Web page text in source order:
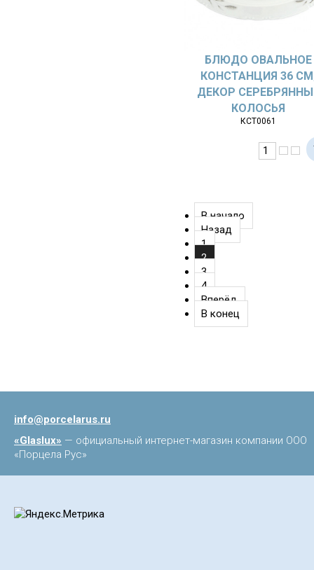
БЛЮДО ОВАЛЬНОЕ
КОНСТАНЦИЯ 36
ДЕКОР
КОЛОСЬЯ
КСТ0061
В начало
Назад
1
2
3
4
Вперёд
В конец
info@porcelarus.ru
«Glaslux» — официальный интернет-магазин компании ООО
«Порцела Рус»